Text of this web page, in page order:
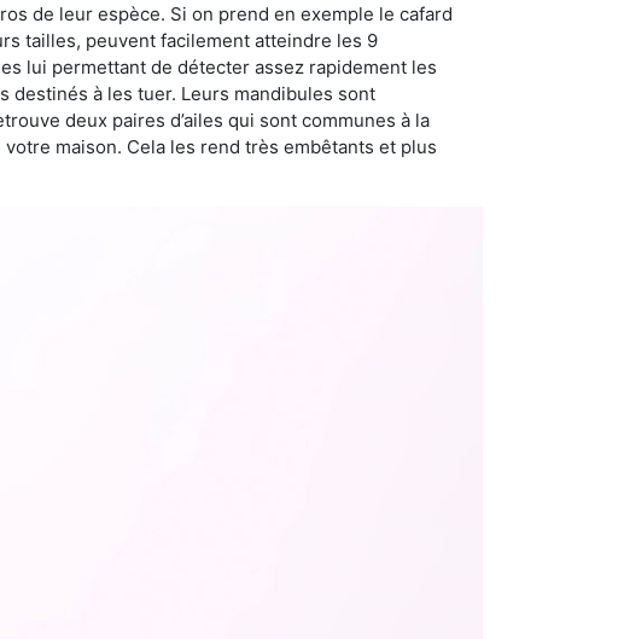
de leur espèce. Si on prend en exemple le cafard
tailles, peuvent facilement atteindre les 9
lui permettant de détecter assez rapidement les
destinés à les tuer. Leurs mandibules sont
deux paires d’ailes qui sont communes à la
maison. Cela les rend très embêtants et plus